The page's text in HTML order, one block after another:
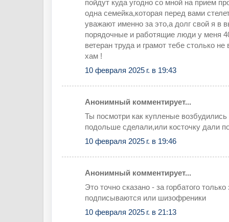
пойдут куда угодно со мной на прием
одна семейка,которая перед вами
уважают именно за это,а долг свой я в
порядочные и работящие люди у меня
ветеран труда и грамот тебе столько
хам !
10 февраля 2025 г. в 19:43
Анонимный комментирует...
Ты посмотри как купленые возбудились
подольше сделали,или косточку дали
10 февраля 2025 г. в 19:46
Анонимный комментирует...
Это точно сказано - за горбатого
подписываются или шизофреники
10 февраля 2025 г. в 21:13